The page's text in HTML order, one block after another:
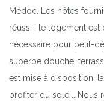
Médoc. Les hôtes
réussi : le logement est
nécessaire pour petit-
superbe douche,
est mise à disposition,
profiter du soleil. Nous